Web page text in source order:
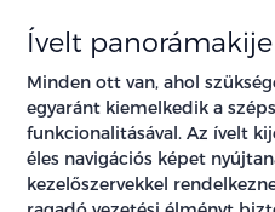
Ívelt
Minden ott van, ahol
egyaránt kiemelkedik a
funkcionalitásával. Az ívelt
éles navigációs képet
kezelőszervekkel